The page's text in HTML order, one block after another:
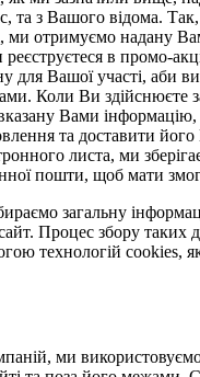
та з Вашого відома.
ми отримуємо надану
в промо-
для Вашої участі, аби
Коли Ви здійснюєте
Вами
та доставити
листа, ми
пошти, щоб мати
загальну
Процес збору таких
технологій cookies,
ми